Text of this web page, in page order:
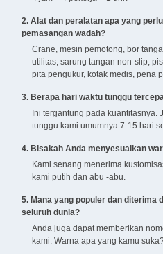
2. Alat dan peralatan apa yang
pemasangan wadah?
Crane, mesin pemotong, bor
utilitas, sarung tangan non-slip,
pita pengukur, kotak medis, pena
3. Berapa hari waktu tunggu
Ini tergantung pada kuantitasnya.
tunggu kami umumnya 7-15 hari
4. Bisakah Anda menyesuaikan
Kami senang menerima
kami putih dan abu -abu.
5. Mana yang populer dan diterima
seluruh dunia?
Anda juga dapat memberikan
kami. Warna apa yang kamu